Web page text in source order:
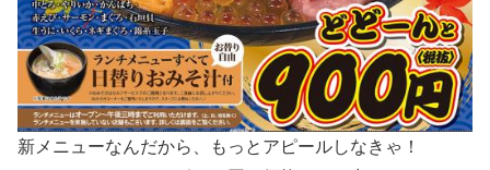
新メニューなんだから、もっとアピールしなきゃ！